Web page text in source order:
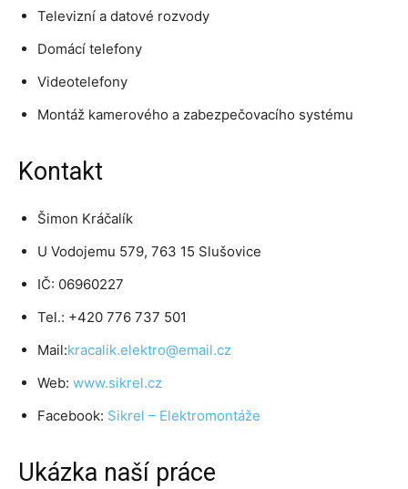
Televizní a datové rozvody
Domácí telefony
Videotelefony
Montáž kamerového a zabezpečovacího systému
Kontakt
Šimon Kráčalík
U Vodojemu 579, 763 15 Slušovice
IČ: 06960227
Tel.: +420 776 737 501
Mail:kracalik.elektro@email.cz
Web: www.sikrel.cz
Facebook: Sikrel – Elektromontáže
Ukázka naší práce